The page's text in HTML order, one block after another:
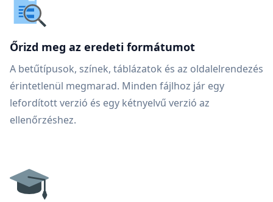
Őrizd meg az eredeti formátumot
A betűtípusok, színek, táblázatok és az oldalelrendezés
érintetlenül megmarad. Minden fájlhoz jár egy
lefordított verzió és egy kétnyelvű verzió az
ellenőrzéshez.